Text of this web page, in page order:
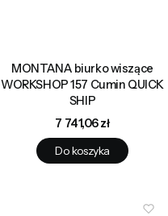
MONTANA biurko wiszące
WORKSHOP 157 Cumin QUICK
SHIP
Cena
7 741,06 zł
Do koszyka